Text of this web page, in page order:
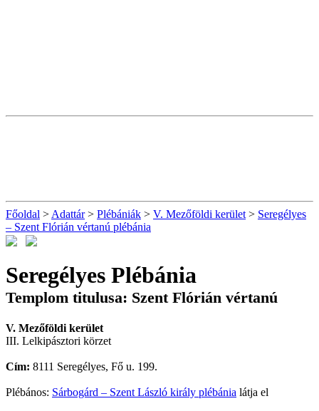
Főoldal > Adattár> Plébániák > V. Mezőföldi kerület > Seregélyes
– Szent Flórián vértanú plébánia
Seregélyes Plébánia
Templom titulusa: Szent Flórián vértanú
V. Mezőföldi kerület
III. Lelkipásztori körzet
Cím: 8111 Seregélyes, Fő u. 199.
Plébános: Sárbogárd – Szent László király plébánia látja el